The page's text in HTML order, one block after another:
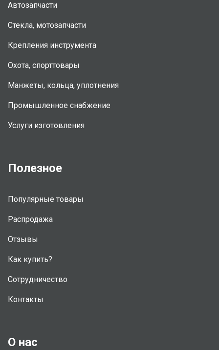
Автозапчасти
Стекла, мотозапчасти
Крепления инструмента
Охота, спорттовары
Манжеты, кольца, уплотнения
Промышленное снабжение
Услуги изготовления
Полезное
Популярные товары
Распродажа
Отзывы
Как купить?
Сотрудничество
Контакты
О нас